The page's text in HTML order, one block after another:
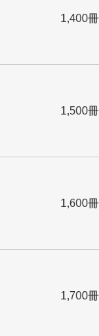
1,400冊
1,500冊
1,600冊
1,700冊